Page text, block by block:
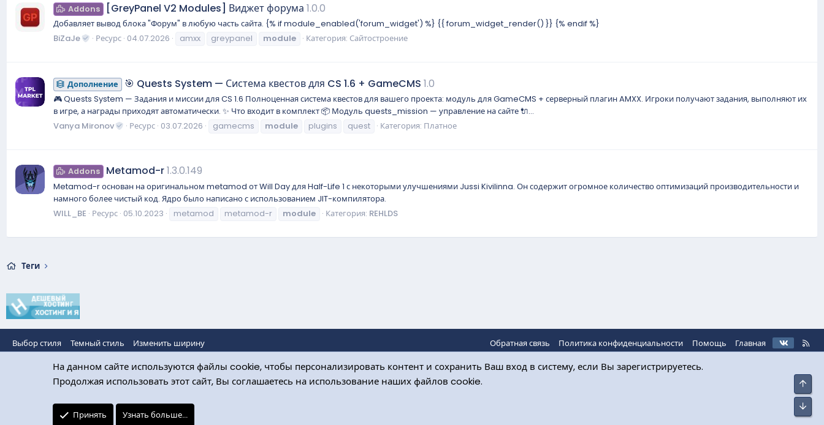
Addons [GreyPanel V2 Modules] Виджет форума 1.0.0
Добавляет вывод блока "Форум" в любую часть сайта. {% if module_enabled('forum_widget') %} {{ forum_widget_render() }} {% endif %}
BiZaJe
Ресурс 04.07.2026 amxx greypanel module Категория: Сайтостроение
Дополнение 🎯 Quests System — Система квестов для CS 1.6 + GameCMS 1.0
🎮 Quests System — Задания и миссии для CS 1.6 Полноценная система квестов для вашего проекта: модуль для GameCMS + серверный плагин AMXX. Игроки получают задания, выполняют их
в игре, а награды приходят автоматически. ✨ Что входит в комплект 📦 Модуль quests_mission — управление на сайте 🔌...
Vanya Mironov
Ресурс 03.07.2026 gamecms module plugins quest Категория: Платное
Addons Metamod-r1.3.0.149
Metamod-r основан на оригинальном metamod от Will Day для Half-Life 1 с некоторыми улучшениями Jussi Kivilinna. Он содержит огромное количество оптимизаций производительности и
намного более чистый код. Ядро было написано с использованием JIT-компилятора.
WILL_BE Ресурс 05.10.2023 metamod metamod-r module Категория: REHLDS
Теги
Выбор стиля Темный стиль Изменить ширину Обратная связь Политика конфиденциальности Помощь Главная VK
R
S
На данном сайте используются файлы cookie, чтобы персонализировать контент и сохранить Ваш вход в систему, если Вы зарегистрируетесь.
Продолжая использовать этот сайт, Вы соглашаетесь на использование наших файлов cookie.
Принять Узнать больше...